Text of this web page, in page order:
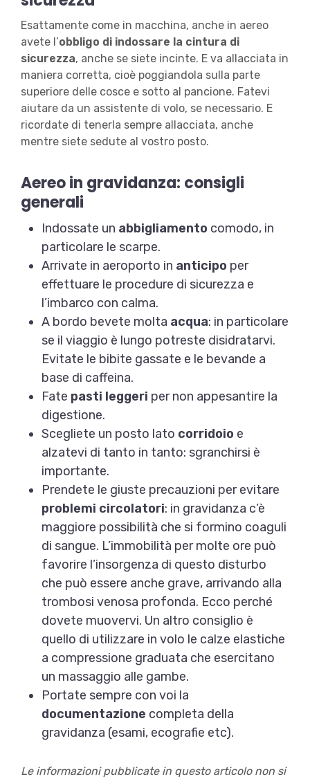
Esattamente come in macchina, anche in aereo
avete l’obbligo di indossare la cintura di
sicurezza, anche se siete incinte. E va allacciata in
maniera corretta, cioè poggiandola sulla parte
superiore delle cosce e sotto al pancione. Fatevi
aiutare da un assistente di volo, se necessario. E
ricordate di tenerla sempre allacciata, anche
mentre siete sedute al vostro posto.
Aereo in gravidanza: consigli
generali
Indossate un abbigliamento comodo, in
particolare le scarpe.
Arrivate in aeroporto in anticipo per
effettuare le procedure di sicurezza e
l’imbarco con calma.
A bordo bevete molta acqua: in particolare
se il viaggio è lungo potreste disidratarvi.
Evitate le bibite gassate e le bevande a
base di caffeina.
Fate pasti leggeri per non appesantire la
digestione.
Scegliete un posto lato corridoio e
alzatevi di tanto in tanto: sgranchirsi è
importante.
Prendete le giuste precauzioni per evitare
problemi circolatori: in gravidanza c’è
maggiore possibilità che si formino coaguli
di sangue. L’immobilità per molte ore può
favorire l’insorgenza di questo disturbo
che può essere anche grave, arrivando alla
trombosi venosa profonda. Ecco perché
dovete muovervi. Un altro consiglio è
quello di utilizzare in volo le calze elastiche
a compressione graduata che esercitano
un massaggio alle gambe.
Portate sempre con voi la
documentazione completa della
gravidanza (esami, ecografie etc).
Le informazioni pubblicate in questo articolo non si